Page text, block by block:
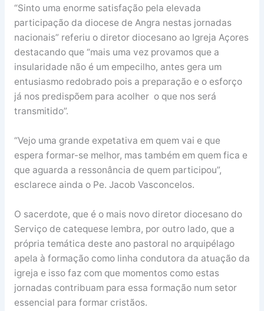
“Sinto uma enorme satisfação pela elevada
participação da diocese de Angra nestas jornadas
nacionais” referiu o diretor diocesano ao Igreja Açores
destacando que “mais uma vez provamos que a
insularidade não é um empecilho, antes gera um
entusiasmo redobrado pois a preparação e o esforço
já nos predispõem para acolher o que nos será
transmitido”.
“Vejo uma grande expetativa em quem vai e que
espera formar-se melhor, mas também em quem fica e
que aguarda a ressonância de quem participou”,
esclarece ainda o Pe. Jacob Vasconcelos.
O sacerdote, que é o mais novo diretor diocesano do
Serviço de catequese lembra, por outro lado, que a
própria temática deste ano pastoral no arquipélago
apela à formação como linha condutora da atuação da
igreja e isso faz com que momentos como estas
jornadas contribuam para essa formação num setor
essencial para formar cristãos.